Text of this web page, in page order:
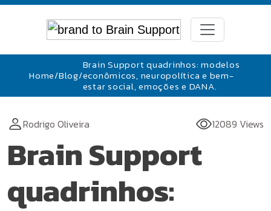
Home/Blog/
Brain Support quadrinhos: modelos
econômicos, neuropolítica e bem-
estar social, emoções e DANA.
Rodrigo Oliveira 12089 Views
Brain Support
quadrinhos: